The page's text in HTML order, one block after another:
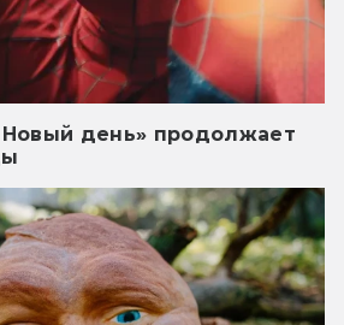
Новый день» продолжает